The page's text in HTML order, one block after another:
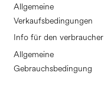
Allgemeine
Verkaufsbedingungen
Info für den verbraucher
Allgemeine
Gebrauchsbedingung